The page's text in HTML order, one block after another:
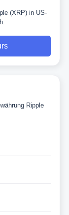
(XRP) in US-
Ripple